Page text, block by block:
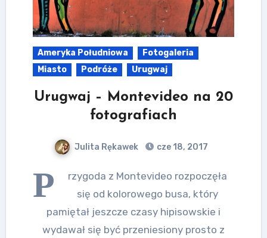
Ameryka Południowa
Fotogaleria
Miasto
Podróże Urugwaj
Urugwaj – Montevideo na 20
fotografiach
Julita Rękawek cze 18, 2017
P
rzygoda z Montevideo rozpoczęła
się od kolorowego busa, który
pamiętał jeszcze czasy hipisowskie i
wydawał się być przeniesiony prosto z